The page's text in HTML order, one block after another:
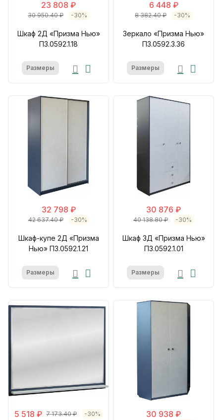
23 808 ₽
30 950.40 ₽ -30%
Шкаф 2Д «Призма Нью»
П3.0592.1.18
Размеры
6 448 ₽
8 382.40 ₽ -30%
Зеркало «Призма Нью»
П3.0592.3.36
Размеры
32 798 ₽
42 637.40 ₽ -30%
Шкаф-купе 2Д «Призма
Нью» П3.0592.1.21
Размеры
30 876 ₽
40 138.80 ₽ -30%
Шкаф 3Д «Призма Нью»
П3.0592.1.01
Размеры
5 518 ₽ 7 173.40 ₽ -30% 30 938 ₽